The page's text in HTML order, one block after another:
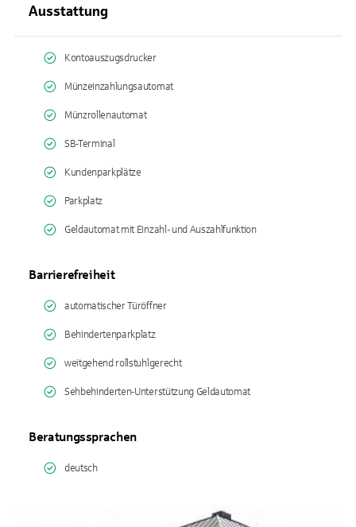
Ausstattung
Kontoauszugsdrucker
Münzeinzahlungsautomat
Münzrollenautomat
SB-Terminal
Kundenparkplätze
Parkplatz
Geldautomat mit Einzahl- und Auszahlfunktion
Barrierefreiheit
automatischer Türöffner
Behindertenparkplatz
weitgehend rollstuhlgerecht
Sehbehinderten-Unterstützung Geldautomat
Beratungssprachen
deutsch